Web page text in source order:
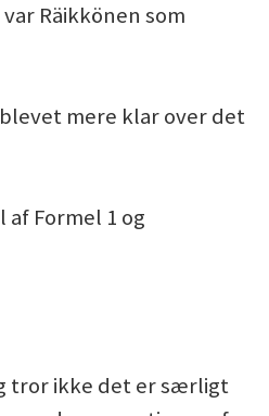
Räikkönen som
mere klar over det
Formel 1 og
tror ikke det er særligt